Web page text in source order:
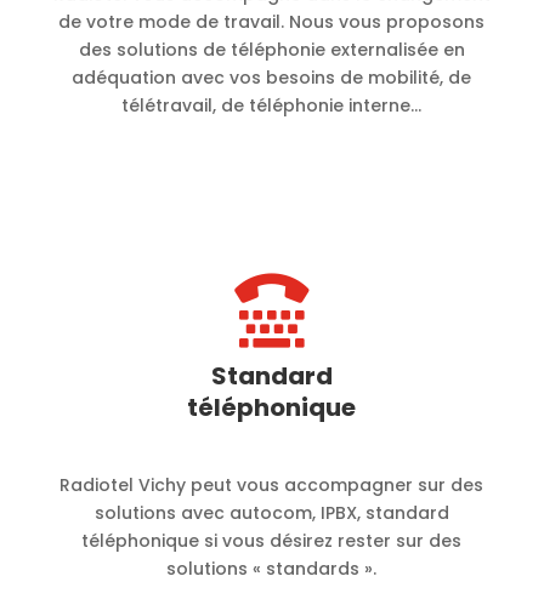
de votre mode de travail. Nous vous proposons
des solutions de téléphonie externalisée en
adéquation avec vos besoins de mobilité, de
télétravail, de téléphonie interne…

Standard
téléphonique
Radiotel Vichy peut vous accompagner sur des
solutions avec autocom, IPBX, standard
téléphonique si vous désirez rester sur des
solutions « standards ».